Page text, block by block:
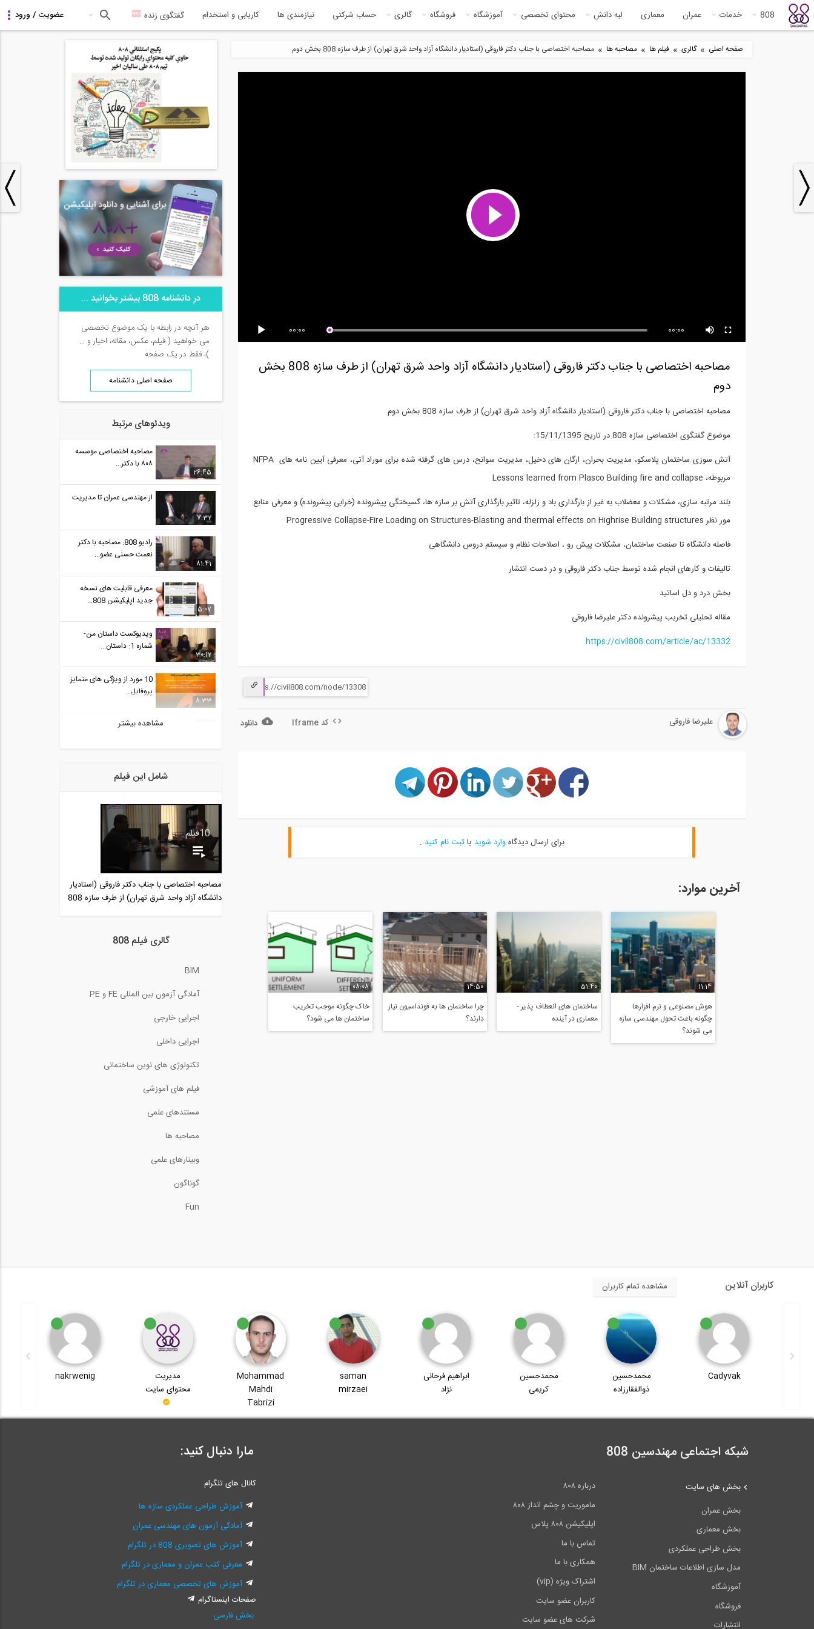
808 خدمات عمران معماری لبه دانش محتوای تخصصی آموزشگاه فروشگاه گالری حساب شرکتی نیازمندی ها کاریابی و استخدام گفتگوی زنده
صفحه اصلی » گالری » فیلم ها » مصاحبه ها » مصاحبه اختصاصی با جناب دکتر فاروقی (استادیار دانشگاه آزاد واحد شرق تهران) از طرف سازه 808 بخش دوم
00:00 00:00
مصاحبه اختصاصی با جناب دکتر فاروقی (استادیار دانشگاه آزاد واحد شرق تهران) از طرف سازه 808 بخش
دوم
مصاحبه اختصاصی با جناب دکتر فاروقی (استادیار دانشگاه آزاد واحد شرق تهران) از طرف سازه 808 بخش دوم
موضوع گفتگوی اختصاصی سازه 808 در تاریخ 15/11/1395:
آتش سوزی ساختمان پلاسکو، مدیریت بحران، ارگان های دخیل، مدیریت سوانح، درس های گرفته شده برای موراد آتی، معرفی آیین نامه های NFPA
مربوطه، Lessons learned from Plasco Building fire and collapse
بلند مرتبه سازی، مشکلات و معضلاب به غیر از بارگذاری باد و زلزله، تاثیر بارگذاری آتش بر سازه ها، گسیختگی پیشرونده (خرابی پیشرونده) و معرفی منابع
مور نظر Progressive Collapse-Fire Loading on Structures-Blasting and thermal effects on Highrise Building structures
فاصله دانشگاه تا صنعت ساختمان، مشکلات پیش رو ، اصلاحات نظام و سیستم دروس دانشگاهی
تالیفات و کارهای انجام شده توسط جناب دکتر فاروقی و در دست انتشار
بخش درد و دل اساتید
مقاله تحلیلی تخریب پیشرونده دکتر علیرضا فاروقی
https://civil808.com/article/ac/13332
دانلود علیرضا فاروقی کد Iframe
برای ارسال دیدگاهوارد شوید یاثبت نام کنید .
آخرین موارد:
11:14
هوش مصنوعی و نرم افزارها
چگونه باعث تحول مهندسی سازه
می شوند؟
51:40
ساختمان های انعطاف پذیر -
معماری در آینده
14:50
چرا ساختمان ها به فونداسیون نیاز
دارند؟
08:08
خاک چگونه موجب تخریب
ساختمان ها می شود؟
در دانشنامه 808 بیشتر بخوانید ...
هر آنچه در رابطه با یک موضوع تخصصی
می خواهید ( فیلم، عکس، مقاله، اخبار و ...
)، فقط در یک صفحه
صفحه اصلی دانشنامه
ویدئوهای مرتبط
26:45
مصاحبه اختصاصی موسسه
۸۰۸ با دکتر...
7:32
از مهندسی عمران تا مدیریت
81:41
رادیو 808: مصاحبه با دکتر
نعمت حسنی عضو...
5:07
معرفی قابلیت های نسخه
جدید اپلیکیشن 808...
30:12
ویدیوکست داستان من-
شماره 1: داستان...
8:33
10 مورد از ویژگی های متمایز
پروفایل...
قسمتی از پشت صحنه
شبکه مجازی...
25:17
مستند فعالیت های تیم 808
1:53
808 مبتنی بر...
8:43
3:44
Identifying Engineering
7:04
62:17
مصاحبه با دکتر کاوه مدنی،
مشاهده بیشتر
شامل این فیلم
مصاحبه اختصاصی با جناب دکتر فاروقی (استادیار
دانشگاه آزاد واحد شرق تهران) از طرف سازه 808
10فیلم
گالری فیلم 808
BIM
آمادگی آزمون بین المللی FE و PE
اجرایی خارجی
اجرایی داخلی
تکنولوژی های نوین ساختمانی
فیلم های آموزشی
مستندهای علمی
مصاحبه ها
وبینارهای علمی
گوناگون
Fun
کاربران آنلاین مشاهده تمام کاربران
Cadyvak
محمدحسین
ذوالفقارزاده
محمدحسین
کریمی
ابراهیم فرحانی
نژاد
saman
mirzaei
Mohammad
Mahdi
Tabrizi
مدیریت
محتوای سایت
nakrwenig
شبکه اجتماعی مهندسین 808
درباره ۸۰۸
ماموریت و چشم انداز ۸۰۸
اپلیکیشن ۸۰۸ پلاس
تماس با ما
همکاری با ما
اشتراک ویژه (vip)
کاربران عضو سایت
شرکت های عضو سایت
بخش های سایت
بخش عمران
بخش معماری
بخش طراحی عملکردی
مدل سازی اطلاعات ساختمان BIM
آموزشگاه
فروشگاه
انتشارات
مارا دنبال کنید:
کانال های تلگرام
آموزش طراحی عملکردی سازه ها
آمادگی آزمون های مهندسی عمران
آموزش های تصویری 808 در تلگرام
معرفی کتب عمران و معماری در تلگرام
آموزش های تخصصی معماری در تلگرام
صفحات اینستاگرام
بخش فارسی